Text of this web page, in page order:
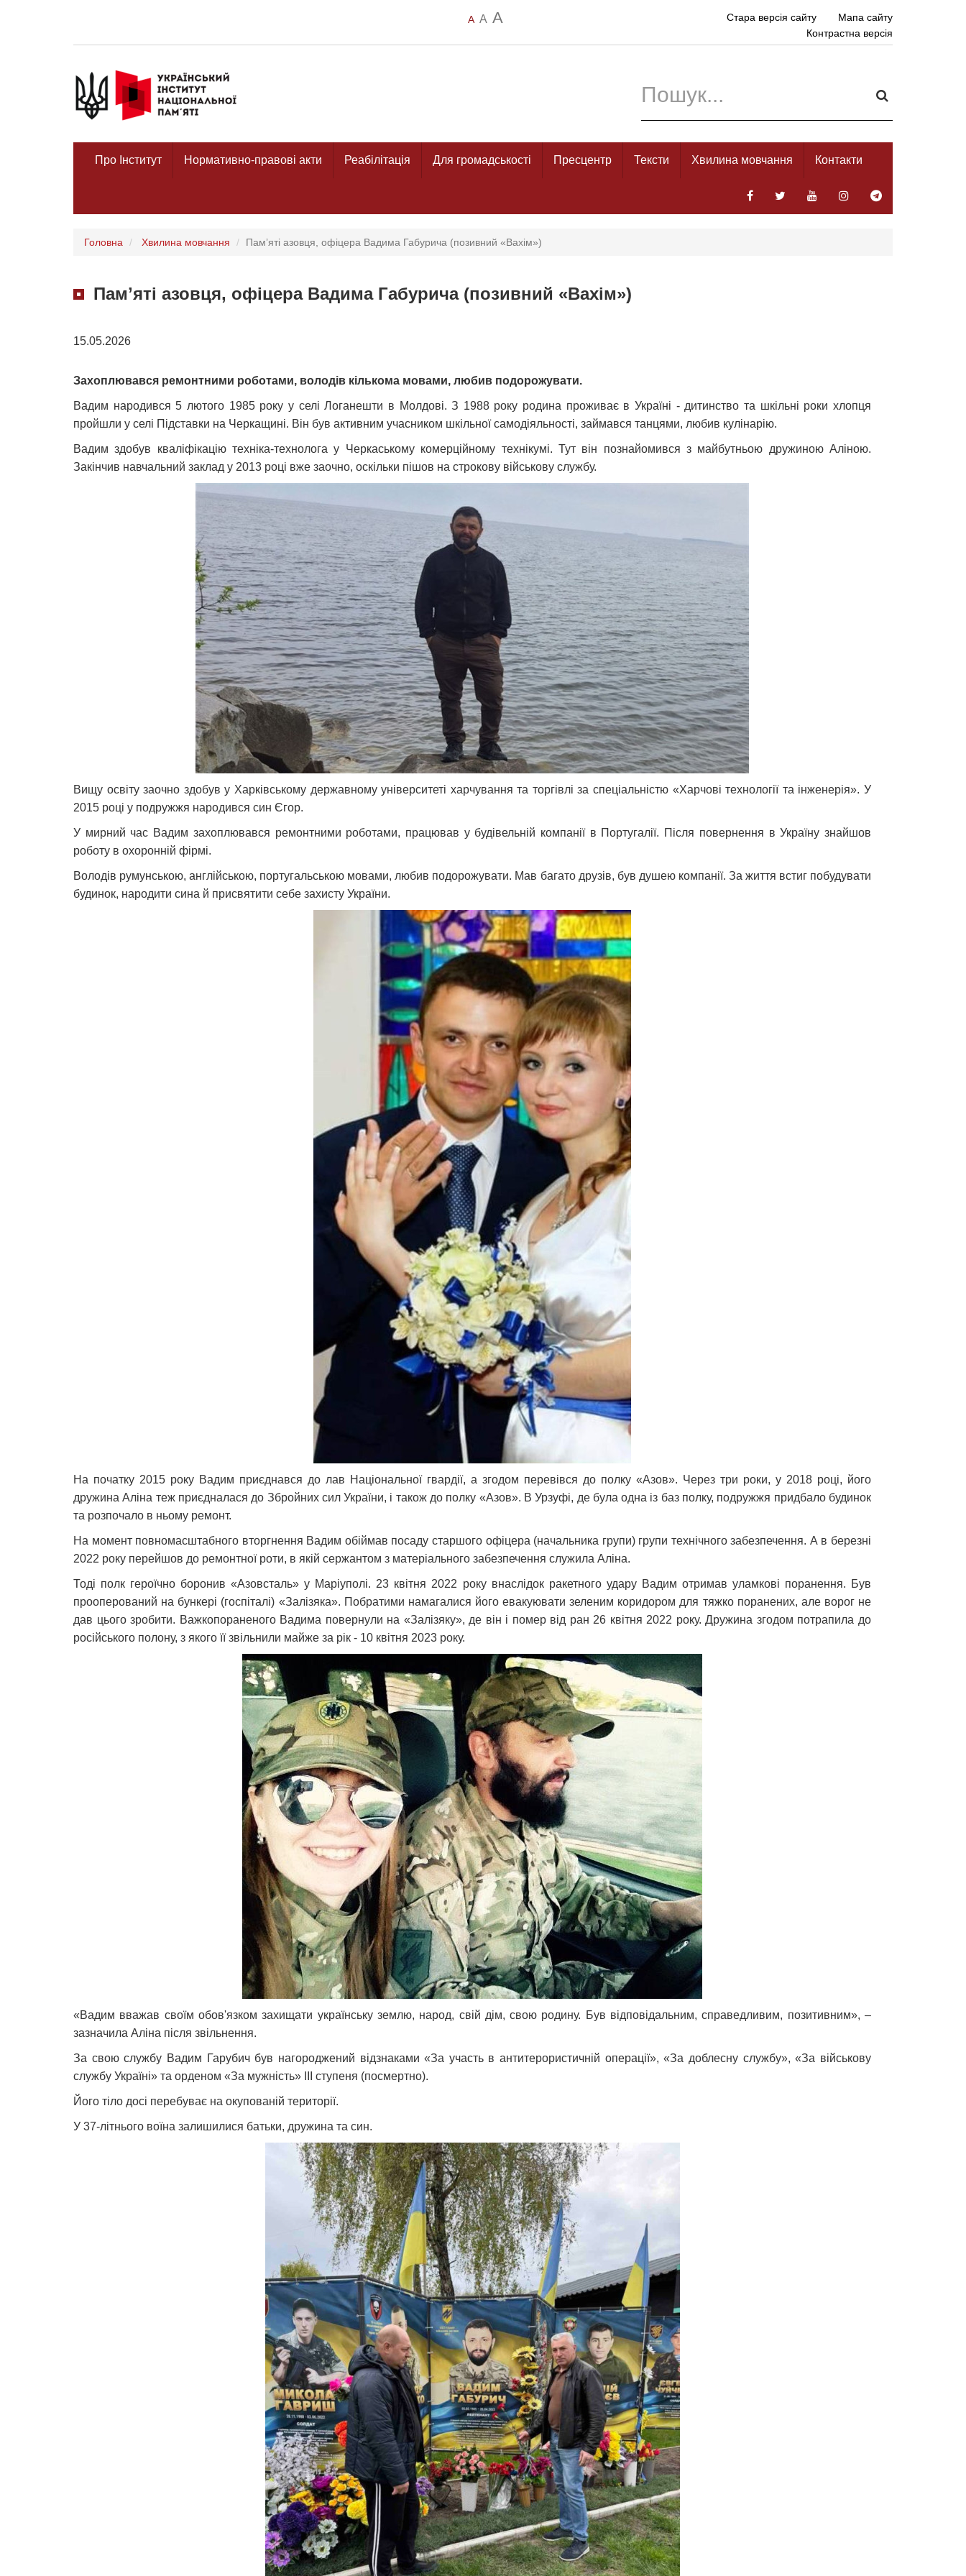
A A A Стара версія сайту
Мапа сайту
Контрастна версія
Про Інститут Нормативно-правові акти Реабілітація Для громадськості Пресцентр Тексти Хвилина мовчання Контакти
Головна Хвилина мовчання Памʼяті азовця, офіцера Вадима Габурича (позивний «Вахім»)
Памʼяті азовця, офіцера Вадима Габурича (позивний «Вахім»)
15.05.2026
Захоплювався ремонтними роботами, володів кількома мовами, любив подорожувати.
Вадим народився 5 лютого 1985 року у селі Логанешти в Молдові. З 1988 року родина проживає в Україні - дитинство та шкільні роки хлопця
пройшли у селі Підставки на Черкащині. Він був активним учасником шкільної самодіяльності, займався танцями, любив кулінарію.
Вадим здобув кваліфікацію техніка-технолога у Черкаському комерційному технікумі. Тут він познайомився з майбутньою дружиною Аліною.
Закінчив навчальний заклад у 2013 році вже заочно, оскільки пішов на строкову військову службу.
Вищу освіту заочно здобув у Харківському державному університеті харчування та торгівлі за спеціальністю «Харчові технології та інженерія». У
2015 році у подружжя народився син Єгор.
У мирний час Вадим захоплювався ремонтними роботами, працював у будівельній компанії в Португалії. Після повернення в Україну знайшов
роботу в охоронній фірмі.
Володів румунською, англійською, португальською мовами, любив подорожувати. Мав багато друзів, був душею компанії. За життя встиг побудувати
будинок, народити сина й присвятити себе захисту України.
На початку 2015 року Вадим приєднався до лав Національної гвардії, а згодом перевівся до полку «Азов». Через три роки, у 2018 році, його
дружина Аліна теж приєдналася до Збройних сил України, і також до полку «Азов». В Урзуфі, де була одна із баз полку, подружжя придбало будинок
та розпочало в ньому ремонт.
На момент повномасштабного вторгнення Вадим обіймав посаду старшого офіцера (начальника групи) групи технічного забезпечення. А в березні
2022 року перейшов до ремонтної роти, в якій сержантом з матеріального забезпечення служила Аліна.
Тоді полк героїчно боронив «Азовсталь» у Маріуполі. 23 квітня 2022 року внаслідок ракетного удару Вадим отримав уламкові поранення. Був
прооперований на бункері (госпіталі) «Залізяка». Побратими намагалися його евакуювати зеленим коридором для тяжко поранених, але ворог не
дав цього зробити. Важкопораненого Вадима повернули на «Залізяку», де він і помер від ран 26 квітня 2022 року. Дружина згодом потрапила до
російського полону, з якого її звільнили майже за рік - 10 квітня 2023 року.
«Вадим вважав своїм обов'язком захищати українську землю, народ, свій дім, свою родину. Був відповідальним, справедливим, позитивним», –
зазначила Аліна після звільнення.
За свою службу Вадим Гарубич був нагороджений відзнаками «За участь в антитерористичній операції», «За доблесну службу», «За військову
службу Україні» та орденом «За мужність» ІІІ ступеня (посмертно).
Його тіло досі перебуває на окупованій території.
У 37-літнього воїна залишилися батьки, дружина та син.